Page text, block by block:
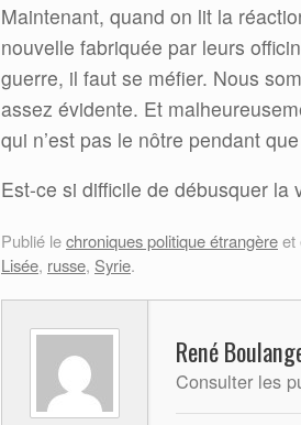
Maintenant, quand on lit la
nouvelle fabriquée par leurs
guerre, il faut se méfier. Nous
assez évidente. Et
qui n’est pas le nôtre pendant
Est-ce si difficile de débusquer la
Publié lechroniques politique étrangèreet
Lisée, russe, Syrie.
René
Consulter les